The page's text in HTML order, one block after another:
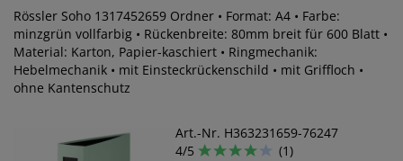
Rössler Soho 1317452659 Ordner • Format: A4 • Farbe:
minzgrün vollfarbig • Rückenbreite: 80mm breit für 600 Blatt •
Material: Karton, Papier-kaschiert • Ringmechanik:
Hebelmechanik • mit Einsteckrückenschild • mit Griffloch •
ohne Kantenschutz
Art.-Nr. H363231659-76247
4/5
(1)